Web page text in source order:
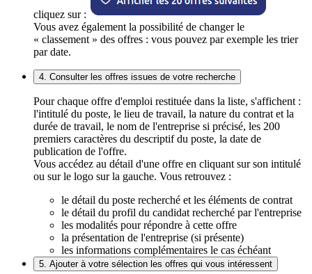
cliquez sur :
Vous avez également la possibilité de changer le
« classement » des offres : vous pouvez par exemple les trier
par date.
4. Consulter les offres issues de votre recherche
Pour chaque offre d'emploi restituée dans la liste, s'affichent :
l'intitulé du poste, le lieu de travail, la nature du contrat et la
durée de travail, le nom de l'entreprise si précisé, les 200
premiers caractères du descriptif du poste, la date de
publication de l'offre.
Vous accédez au détail d'une offre en cliquant sur son intitulé
ou sur le logo sur la gauche. Vous retrouvez :
le détail du poste recherché et les éléments de contrat
le détail du profil du candidat recherché par l'entreprise
les modalités pour répondre à cette offre
la présentation de l'entreprise (si présente)
les informations complémentaires le cas échéant
5. Ajouter à votre sélection les offres qui vous intéressent